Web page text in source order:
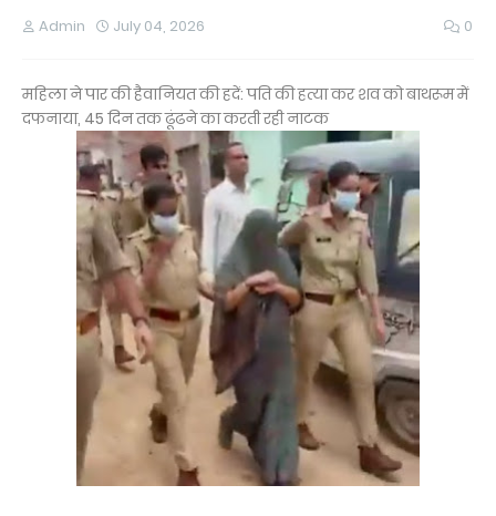
Admin July 04, 2026 0
महिला ने पार की हैवानियत की हदें: पति की हत्या कर शव को बाथरूम में
दफनाया, 45 दिन तक ढूंढने का करती रही नाटक